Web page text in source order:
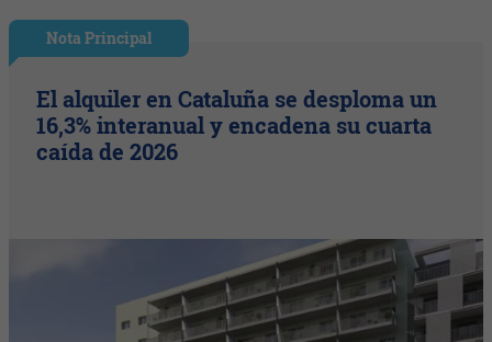
Nota Principal
El alquiler en Cataluña se desploma un
16,3% interanual y encadena su cuarta
caída de 2026